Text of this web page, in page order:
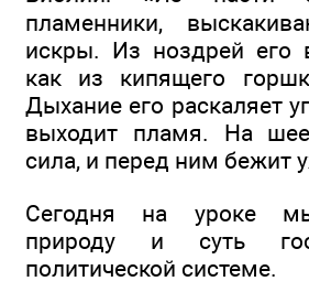
пламенники,
искры. Из ноздрей его
как из кипящего
Дыхание его раскаляет
выходит пламя. На
сила, и перед ним бежит
Сегодня на уроке
природу и суть
политической системе.